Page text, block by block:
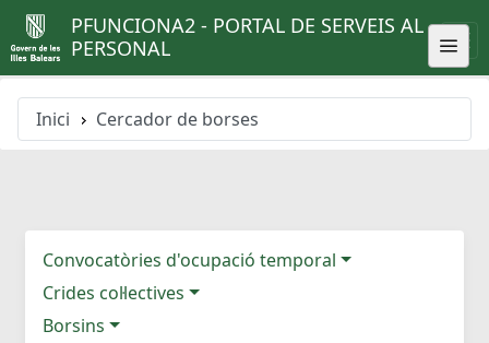
PFUNCIONA2 - PORTAL DE SERVEIS AL
PERSONAL
Inici Cercador de borses
Convocatòries d'ocupació temporal
Crides col·lectives
Borsins